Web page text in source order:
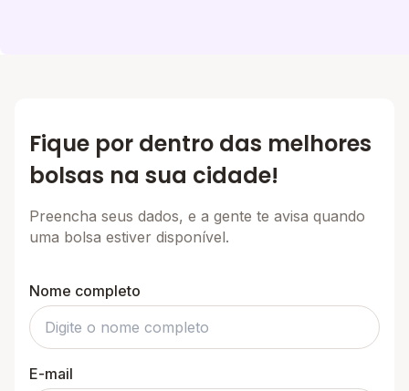
Fique por dentro das melhores
bolsas na sua cidade!
Preencha seus dados, e a gente te avisa quando
uma bolsa estiver disponível.
Nome completo
E-mail